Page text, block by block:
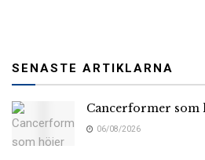
SENASTE ARTIKLARNA
Cancerformer
06/08/2026